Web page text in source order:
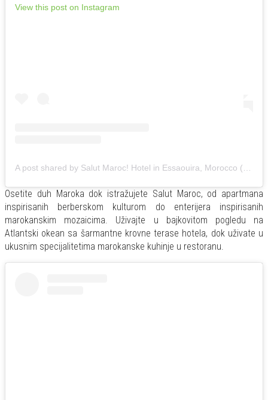
View this post on Instagram
A post shared by Salut Maroc! Hotel in Essaouira, Morocco (@salutmaroc)
Osetite duh Maroka dok istražujete Salut Maroc, od apartmana
inspirisanih berberskom kulturom do enterijera inspirisanih
marokanskim mozaicima. Uživajte u bajkovitom pogledu na
Atlantski okean sa šarmantne krovne terase hotela, dok uživate u
ukusnim specijalitetima marokanske kuhinje u restoranu.